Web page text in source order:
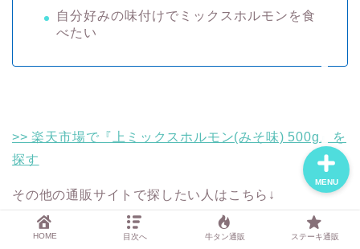
自分好みの味付けでミックスホルモンを食
べたい
>> 楽天市場で『上ミックスホルモン(みそ味) 500g』を
探す
その他の通販サイトで探したい人はこちら↓
HOME 目次へ 牛タン通販 ステーキ通販
MENU